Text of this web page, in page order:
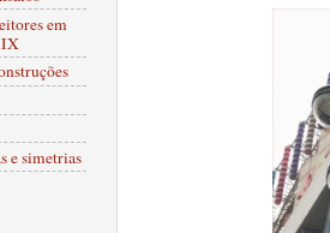
em
e simetrias